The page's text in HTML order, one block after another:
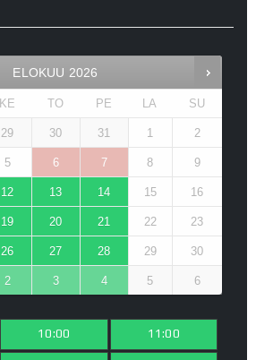
ELOKUU 2026
KE TO PE LA SU
29 30 31 1 2
5 6 7 8 9
12 13 14 15 16
19 20 21 22 23
26 27 28 29 30
2 3 4 5 6
10:00 11:00